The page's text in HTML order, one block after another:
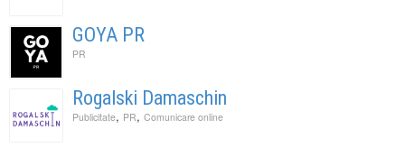
GOYA PR
PR
Rogalski Damaschin
Publicitate, PR, Comunicare online